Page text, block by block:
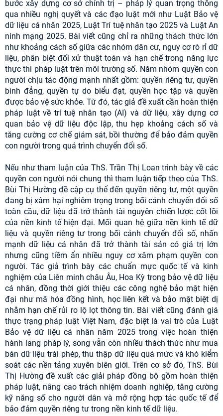
bước xây dựng cơ sở chính trị – pháp lý quan trọng thông
qua nhiều nghị quyết và các đạo luật mới như Luật Bảo vệ
dữ liệu cá nhân 2025, Luật Trí tuệ nhân tạo 2025 và Luật An
ninh mạng 2025. Bài viết cũng chỉ ra những thách thức lớn
như khoảng cách số giữa các nhóm dân cư, nguy cơ rò rỉ dữ
liệu, phân biệt đối xử thuật toán và hạn chế trong năng lực
thực thi pháp luật trên môi trường số. Năm nhóm quyền con
người chịu tác động mạnh nhất gồm: quyền riêng tư, quyền
bình đẳng, quyền tự do biểu đạt, quyền học tập và quyền
được bảo vệ sức khỏe. Từ đó, tác giả đề xuất cần hoàn thiện
pháp luật về trí tuệ nhân tạo (AI) và dữ liệu, xây dựng cơ
quan bảo vệ dữ liệu độc lập, thu hẹp khoảng cách số và
tăng cường cơ chế giám sát, bồi thường để bảo đảm quyền
con người trong quá trình chuyển đổi số.
Nếu như tham luận của ThS. Trần Thị Loan trình bày về các
quyền con người nói chung thì tham luận tiếp theo của ThS.
Bùi Thị Hường đề cập cụ thể đến quyền riêng tư, một quyền
đang bị xâm hại nghiêm trọng trong bối cảnh chuyển đổi số
toàn cầu, dữ liệu đã trở thành tài nguyên chiến lược cốt lõi
của nền kinh tế hiện đại. Mối quan hệ giữa nền kinh tế dữ
liệu và quyền riêng tư trong bối cảnh chuyển đổi số, nhấn
mạnh dữ liệu cá nhân đã trở thành tài sản có giá trị lớn
nhưng cũng tiềm ẩn nhiều nguy cơ xâm phạm quyền con
người. Tác giả trình bày các chuẩn mực quốc tế và kinh
nghiệm của Liên minh châu Âu, Hoa Kỳ trong bảo vệ dữ liệu
cá nhân, đồng thời giới thiệu các công nghệ bảo mật hiện
đại như mã hóa đồng hình, học liên kết và bảo mật biệt dị
nhằm hạn chế rủi ro lộ lọt thông tin. Bài viết cũng đánh giá
thực trạng pháp luật Việt Nam, đặc biệt là vai trò của Luật
Bảo vệ dữ liệu cá nhân năm 2025 trong việc hoàn thiện
hành lang pháp lý, song vẫn còn nhiều thách thức như mua
bán dữ liệu trái phép, thu thập dữ liệu quá mức và khó kiểm
soát các nền tảng xuyên biên giới. Trên cơ sở đó, ThS. Bùi
Thị Hường đề xuất các giải pháp đồng bộ gồm hoàn thiện
pháp luật, nâng cao trách nhiệm doanh nghiệp, tăng cường
kỹ năng số cho người dân và mở rộng hợp tác quốc tế để
bảo đảm quyền riêng tư trong nền kinh tế dữ liệu.